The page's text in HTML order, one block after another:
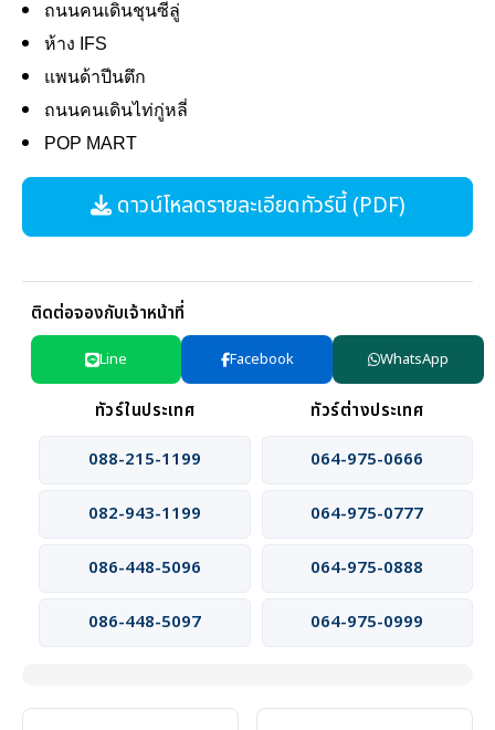
ถนนคนเดินชุนซีลู่
ห้าง IFS
แพนด้าปีนตึก
ถนนคนเดินไท่กู่หลี่
POP MART
ดาวน์โหลดรายละเอียดทัวร์นี้ (PDF)
ติดต่อจองกับเจ้าหน้าที่
Line Facebook WhatsApp
ทัวร์ในประเทศ
ทัวร์ต่างประเทศ
088-215-1199
064-975-0666
082-943-1199 064-975-0777
086-448-5096 064-975-0888
086-448-5097 064-975-0999